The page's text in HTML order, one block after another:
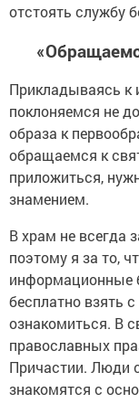
отстоять службу
Прикладываясь к
поклоняемся не
образа к
обращаемся к
приложиться,
знамением.
В храм не всегда
поэтому я за то,
информационные
бесплатно взять
ознакомиться. В
православных
Причастии. Люди
знакомятся с